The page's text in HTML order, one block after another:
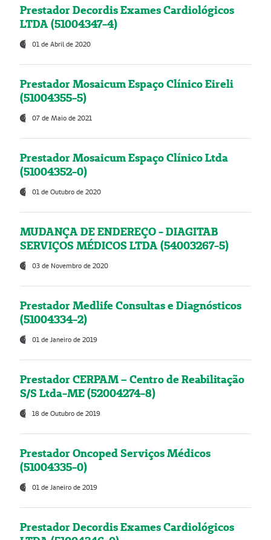
Prestador Decordis Exames Cardiológicos
LTDA (51004347-4)
01 de Abril de 2020
Prestador Mosaicum Espaço Clínico Eireli
(51004355-5)
07 de Maio de 2021
Prestador Mosaicum Espaço Clínico Ltda
(51004352-0)
01 de Outubro de 2020
MUDANÇA DE ENDEREÇO - DIAGITAB
SERVIÇOS MÉDICOS LTDA (54003267-5)
03 de Novembro de 2020
Prestador Medlife Consultas e Diagnósticos
(51004334-2)
01 de Janeiro de 2019
Prestador CERPAM – Centro de Reabilitação
S/S Ltda-ME (52004274-8)
18 de Outubro de 2019
Prestador Oncoped Serviços Médicos
(51004335-0)
01 de Janeiro de 2019
Prestador Decordis Exames Cardiológicos